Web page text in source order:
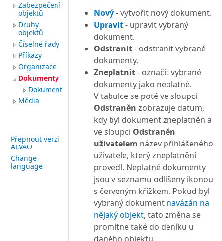
Zabezpečení
objektů
Druhy
objektů
Číselné řady
Příkazy
Organizace
Dokumenty
Dokument
Média
Přepnout verzi
ALVAO
Change
language
Nový- vytvořit nový dokument.
Upravit- upravit vybraný
dokument.
Odstranit- odstranit vybrané
dokumenty.
Zneplatnit- označit vybrané
dokumenty jako neplatné.
V tabulce se poté ve sloupci
Odstraněn zobrazuje datum,
kdy byl dokument zneplatněn a
ve sloupci Odstraněn
uživatelem název přihlášeného
uživatele, který zneplatnění
provedl. Neplatné dokumenty
jsou v seznamu odlišeny ikonou
s červeným křížkem. Pokud byl
vybraný dokument navázán na
nějaký objekt, tato změna se
promítne také do deníku u
daného objektu.